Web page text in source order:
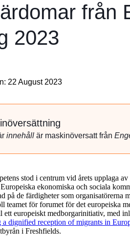
från
2023
22 August 2023
innehåll är maskinöversatt från
stod i centrum vid årets upplaga
ekonomiska och sociala
på de färdigheter som organisatörerna
teamet för forumet för det europeiska
ett europeiskt medborgarinitiativ, med
a dignified reception of migrants in
i Freshfields.